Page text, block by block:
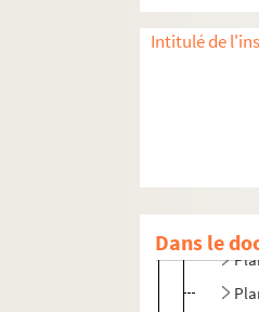
Intitulé de
Dans le
Réceptions
504QO/4.